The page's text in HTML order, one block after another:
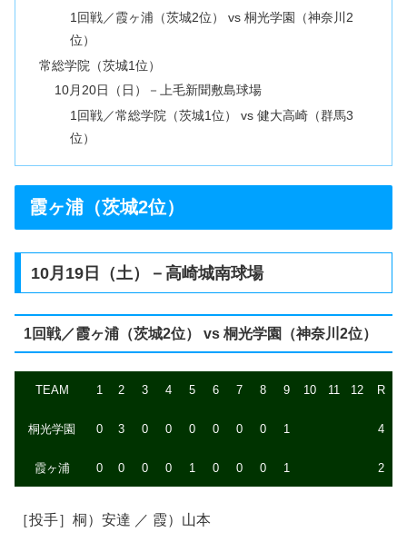
1回戦／霞ヶ浦（茨城2位） vs 桐光学園（神奈川2
位）
常総学院（茨城1位）
10月20日（日）－上毛新聞敷島球場
1回戦／常総学院（茨城1位） vs 健大高崎（群馬3
位）
霞ヶ浦（茨城2位）
10月19日（土）－高崎城南球場
1回戦／霞ヶ浦（茨城2位） vs 桐光学園（神奈川2位）
TEAM 1 2 3 4 5 6 7 8 9 10 11 12 R
桐光学園 0 3 0 0 0 0 0 0 1 4
霞ヶ浦 0 0 0 0 1 0 0 0 1 2
［投手］桐）安達 ／ 霞）山本